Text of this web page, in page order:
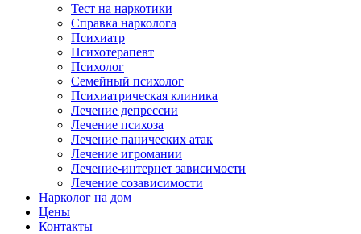
Тест на наркотики
Справка нарколога
Психиатр
Психотерапевт
Психолог
Семейный психолог
Психиатрическая клиника
Лечение депрессии
Лечение психоза
Лечение панических атак
Лечение игромании
Лечение-интернет зависимости
Лечение созависимости
Нарколог на дом
Цены
Контакты